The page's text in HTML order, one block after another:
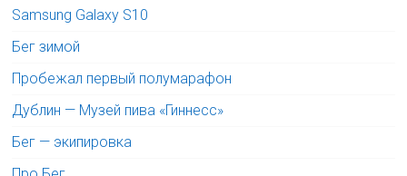
Samsung Galaxy S10
Бег зимой
Пробежал первый полумарафон
Дублин — Музей пива «Гиннесс»
Бег — экипировка